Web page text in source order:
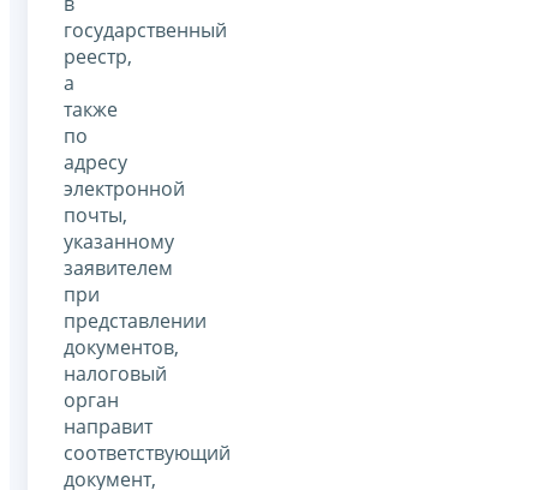
государственный
реестр,
а
также
по
адресу
электронной
почты,
указанному
заявителем
при
представлении
документов,
налоговый
орган
направит
соответствующий
документ,